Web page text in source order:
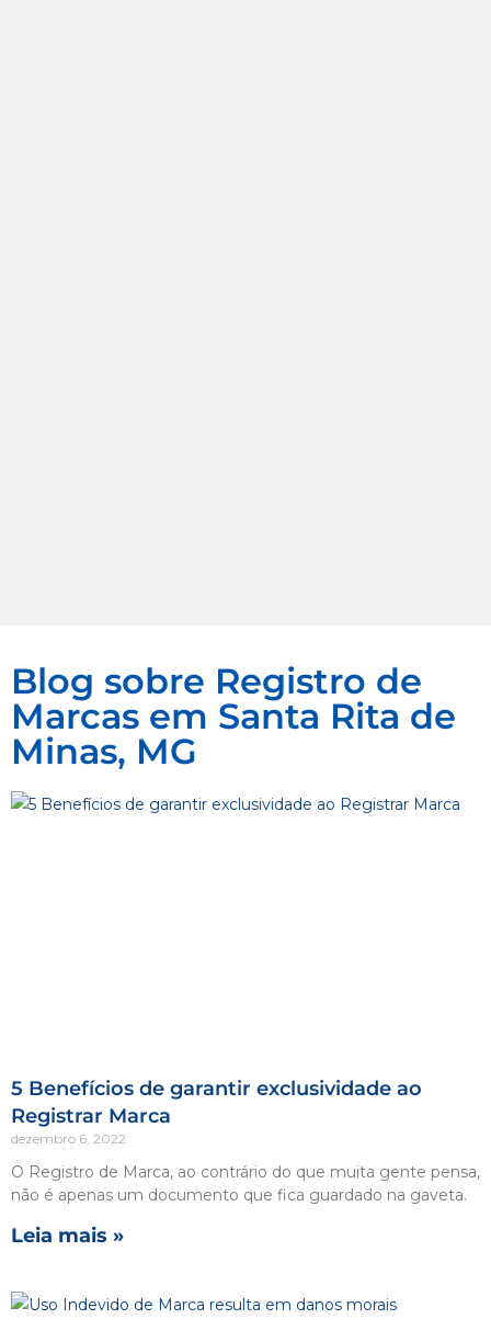
Blog sobre Registro de
Marcas em Santa Rita de
Minas, MG
5 Benefícios de garantir exclusividade ao
Registrar Marca
dezembro 6, 2022
O Registro de Marca, ao contrário do que muita gente pensa,
não é apenas um documento que fica guardado na gaveta.
Leia mais »